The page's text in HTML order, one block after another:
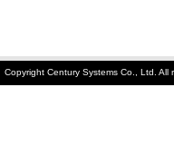
Copyright Century Systems Co., Ltd. All